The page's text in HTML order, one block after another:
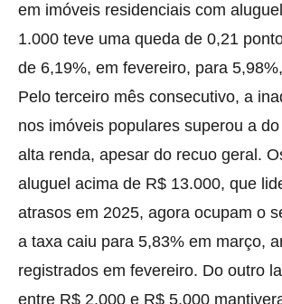
em imóveis residenciais com
1.000 teve uma queda de 0,21
de 6,19%, em fevereiro, para
Pelo terceiro mês consecutivo, a
nos imóveis populares superou a
alta renda, apesar do recuo geral.
aluguel acima de R$ 13.000, que
atrasos em 2025, agora ocupam o
a taxa caiu para 5,83% em março,
registrados em fevereiro. Do outro
entre R$ 2.000 e R$ 5.000